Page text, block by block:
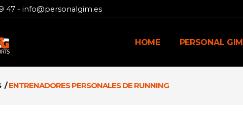
47 - info@personalgim.es
HOME PERSONAL GIM
/ENTRENADORES PERSONALES DE RUNNING